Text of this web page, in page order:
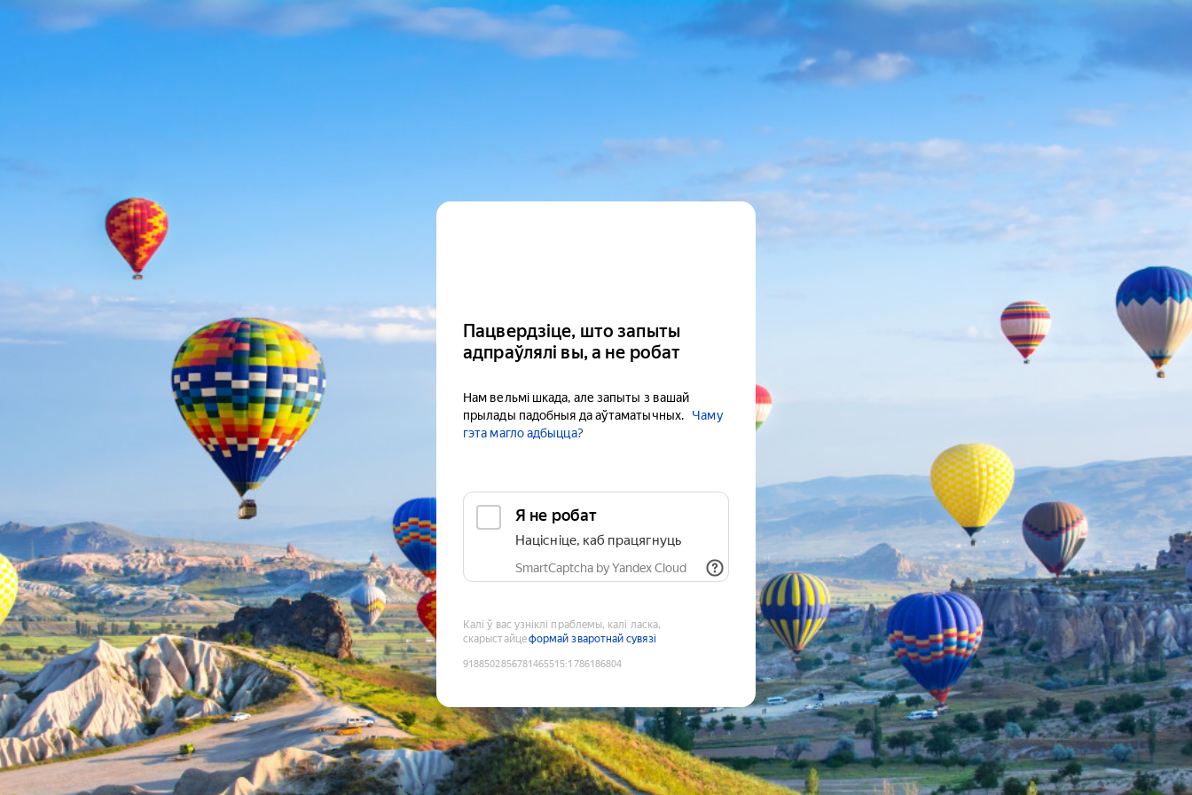
Пацвердзіце, што запыты
адпраўлялі вы, а не робат
Нам вельмі шкада, але запыты з вашай
прылады падобныя да аўтаматычных.
Чаму
гэта магло адбыцца?
Я не робат
Націсніце, каб працягнуць
SmartCaptcha by Yandex Cloud
Калі ў вас узніклі праблемы, калі ласка,
скарыстайцеформай зваротнай сувязі
9188502856781465515:1786186804